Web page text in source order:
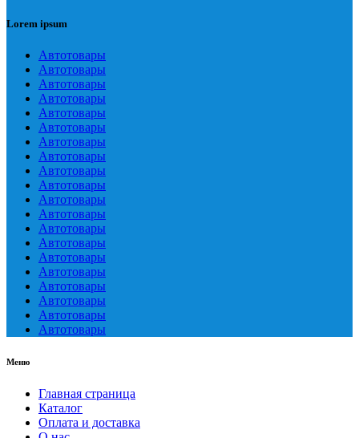
Lorem ipsum
Автотовары
Автотовары
Автотовары
Автотовары
Автотовары
Автотовары
Автотовары
Автотовары
Автотовары
Автотовары
Автотовары
Автотовары
Автотовары
Автотовары
Автотовары
Автотовары
Автотовары
Автотовары
Автотовары
Автотовары
Меню
Главная страница
Каталог
Оплата и доставка